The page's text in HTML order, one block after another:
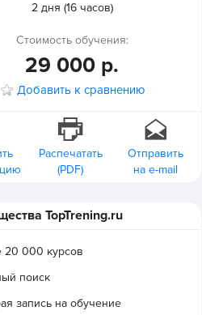
2 дня (16 часов)
Стоимость обучения:
29 000 р.
Добавить к сравнению
Распечатать
(PDF)
Отправить
на e-mail
TopTrening.ru
20 000 курсов
поиск
запись на обучение